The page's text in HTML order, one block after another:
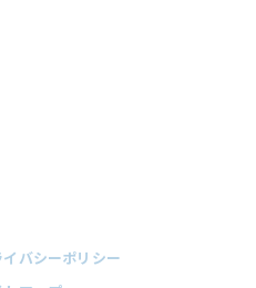
イバシーポリシー